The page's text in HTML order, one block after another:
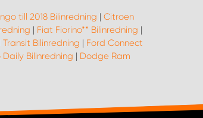
till 2018 Bilinredning | Citroen
| Fiat Fiorino** Bilinredning |
Transit Bilinredning | Ford Connect
Daily Bilinredning | Dodge Ram